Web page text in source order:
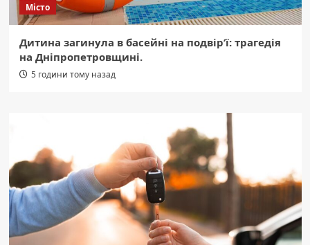
Місто
Дитина загинула в басейні на подвір’ї: трагедія
на Дніпропетровщині.
5 години тому назад